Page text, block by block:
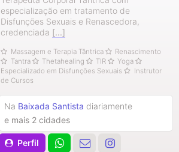
especialização em tratamento de
Disfunções Sexuais e Renascedora,
credenciada [...]
Massagem e Terapia Tântrica
Renascimento
Tantra
Thetahealing TIR
Yoga
Especializado em Disfunções Sexuais
Instrutor
de Cursos
Perfil
Na Baixada Santista diariamente
e mais 2 cidades